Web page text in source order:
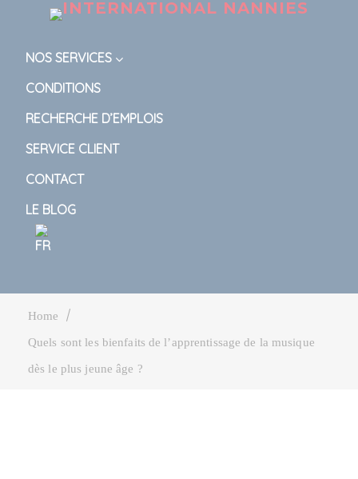
NOS SERVICES
CONDITIONS
RECHERCHE D’EMPLOIS
SERVICE CLIENT
CONTACT
LE BLOG
Home |
Quels sont les bienfaits de l’apprentissage de la musique
dès le plus jeune âge ?